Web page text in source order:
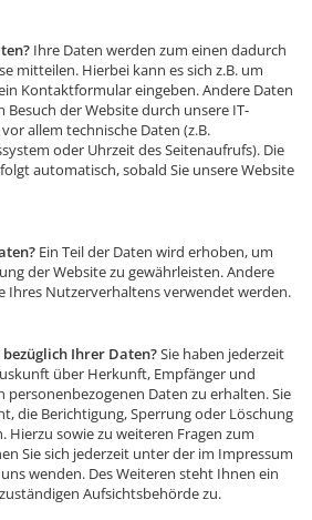
Ihre Daten werden zum einen dadurch
mitteilen. Hierbei kann es sich z.B. um
Kontaktformular eingeben. Andere Daten
der Website durch unsere IT-
allem technische Daten (z.B.
oder Uhrzeit des Seitenaufrufs). Die
automatisch, sobald Sie unsere Website
Ein Teil der Daten wird erhoben, um
der Website zu gewährleisten. Andere
Ihres Nutzerverhaltens verwendet werden.
bezüglich Ihrer Daten?Sie haben jederzeit
über Herkunft, Empfänger und
personenbezogenen Daten zu erhalten. Sie
die Berichtigung, Sperrung oder Löschung
Hierzu sowie zu weiteren Fragen zum
Sie sich jederzeit unter der im Impressum
wenden. Des Weiteren steht Ihnen ein
Aufsichtsbehörde zu.